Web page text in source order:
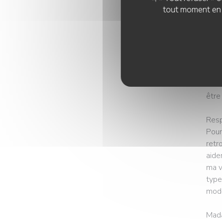
tout moment
Et
être
ma